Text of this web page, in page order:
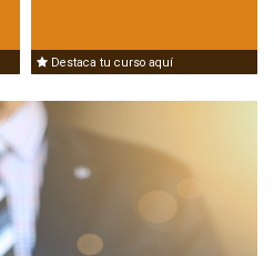
Destaca tu curso aquí